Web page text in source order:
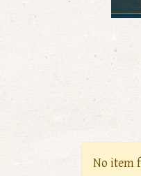
No item